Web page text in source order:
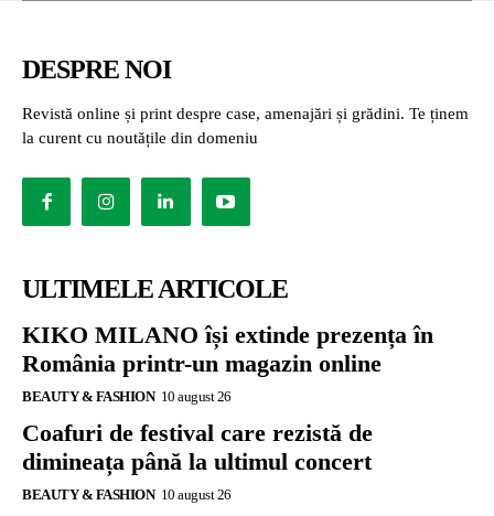
DESPRE NOI
Revistă online și print despre case, amenajări și grădini. Te ținem
la curent cu noutățile din domeniu
ULTIMELE ARTICOLE
KIKO MILANO își extinde prezența în
România printr-un magazin online
BEAUTY & FASHION 10 august 26
Coafuri de festival care rezistă de
dimineața până la ultimul concert
BEAUTY & FASHION 10 august 26